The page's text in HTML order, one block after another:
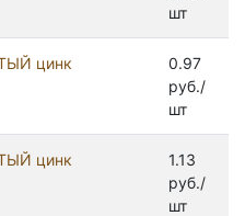
шт
цинк
0.97
руб./
шт
цинк
1.13
руб./
шт